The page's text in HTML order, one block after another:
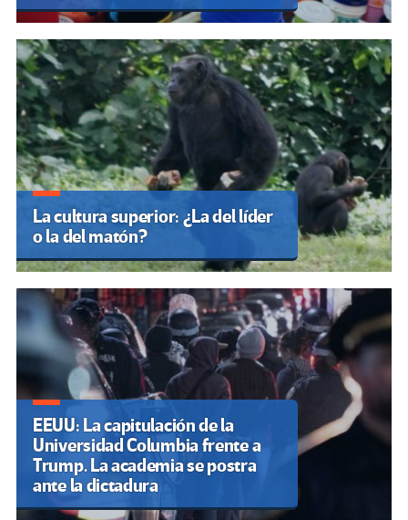
La cultura superior: ¿La del líder
o la del matón?
EEUU: La capitulación de la
Universidad Columbia frente a
Trump. La academia se postra
ante la dictadura